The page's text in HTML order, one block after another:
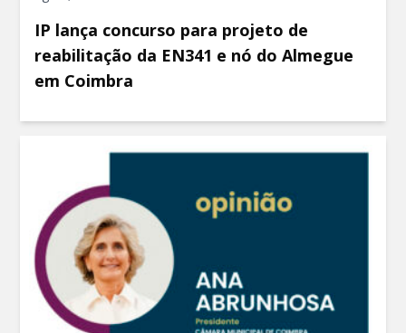
IP lança concurso para projeto de
reabilitação da EN341 e nó do Almegue
em Coimbra